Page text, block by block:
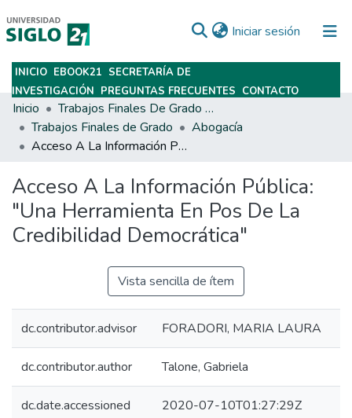
Iniciar sesión (current)
Subir
INICIO EBOOK21 SECRETARÍA DE
INVESTIGACIÓN PREGUNTAS FRECUENTES CONTACTO
Inicio
Trabajos Finales De Grado Y Posgrado
Trabajos Finales de Grado
Abogacía
Acceso A La Información Pública: "Una Herramienta En Pos De La Credibilidad Democrática"
Acceso A La Información Pública:
"Una Herramienta En Pos De La
Credibilidad Democrática"
Vista sencilla de ítem
dc.contributor.advisor FORADORI, MARIA LAURA
dc.contributor.author Talone, Gabriela
dc.date.accessioned 2020-07-10T01:27:29Z